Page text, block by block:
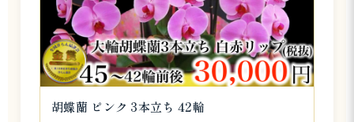
胡蝶蘭 ピンク 3本立ち 42輪